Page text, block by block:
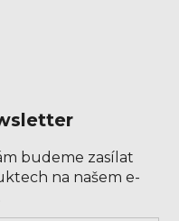
budeme zasílat
na našem e-